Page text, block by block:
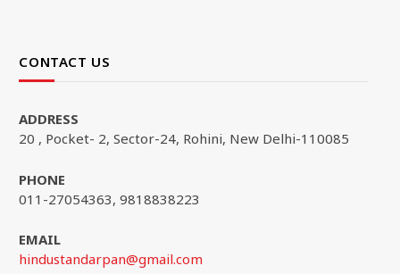
CONTACT US
ADDRESS
20 , Pocket- 2, Sector-24, Rohini, New Delhi-110085
PHONE
011-27054363, 9818838223
EMAIL
hindustandarpan@gmail.com